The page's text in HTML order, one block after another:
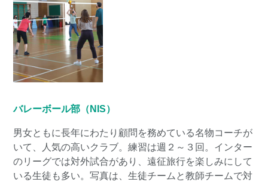
バレーボール部（NIS）
男女ともに長年にわたり顧問を務めている名物コーチが
いて、人気の高いクラブ。練習は週２～３回。インター
のリーグでは対外試合があり、遠征旅行を楽しみにして
いる生徒も多い。写真は、生徒チームと教師チームで対